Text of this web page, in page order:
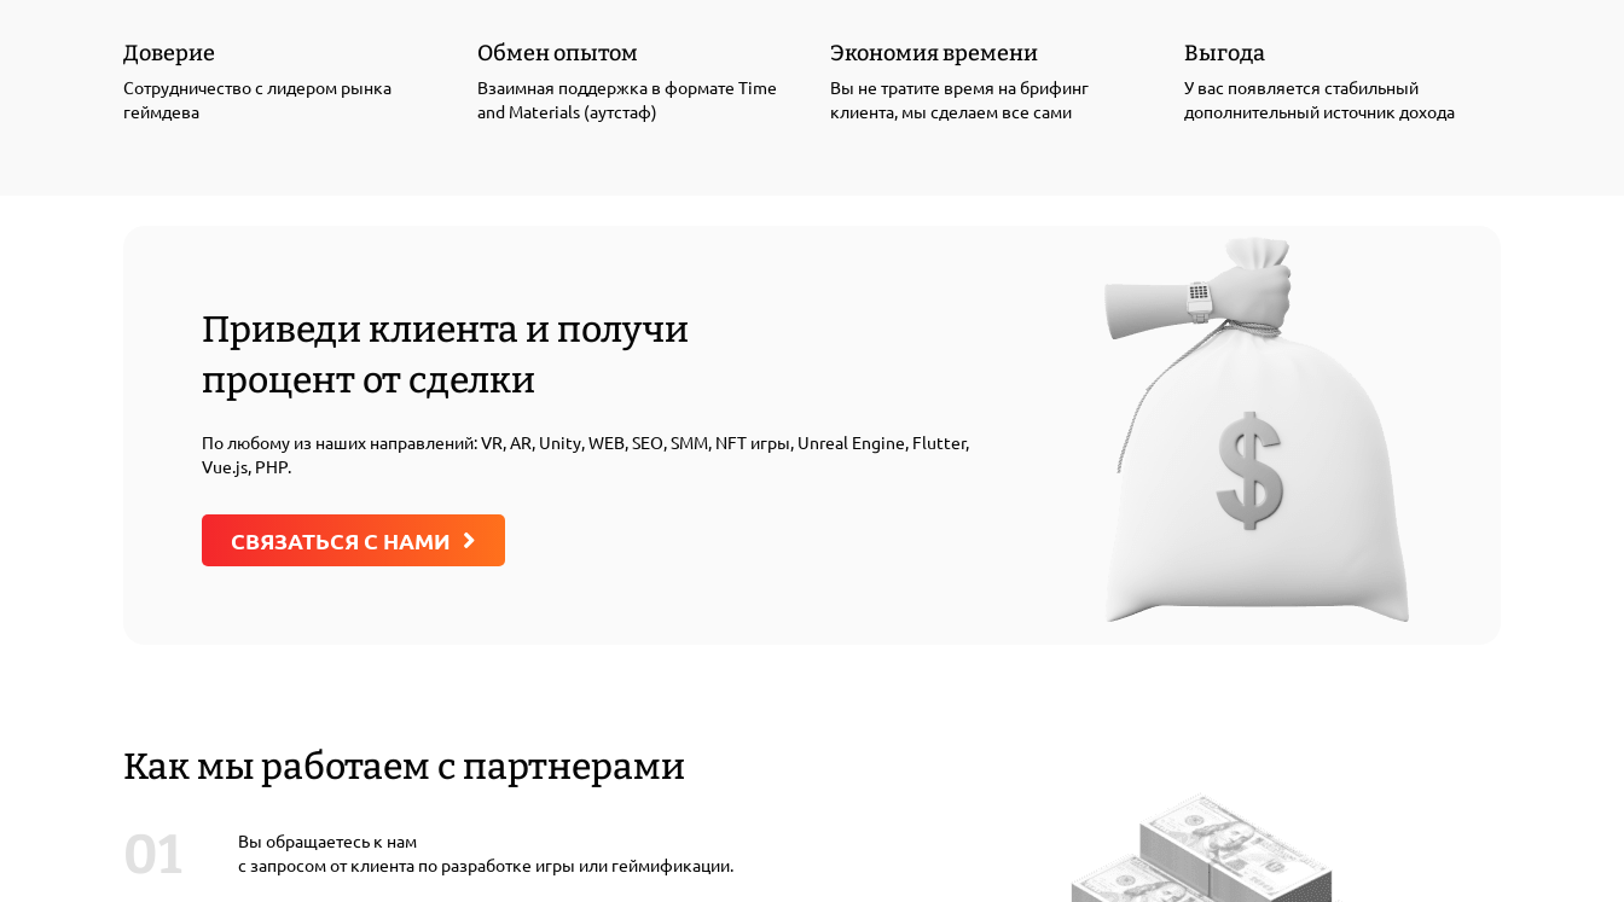
Доверие
Сотрудничество с лидером рынка
геймдева
Обмен опытом
Взаимная поддержка в формате Time
and Materials (аутстаф)
Экономия времени
Вы не тратите время на брифинг
клиента, мы сделаем все сами
Выгода
У вас появляется стабильный
дополнительный источник дохода
Приведи клиента и получи
процент от сделки
По любому из наших направлений: VR, AR, Unity, WEB, SEO, SMM, NFT игры, Unreal Engine, Flutter,
Vue.js, PHP.
СВЯЗАТЬСЯ С НАМИ
Как мы работаем с партнерами
Вы обращаетесь к нам
с запросом от клиента по разработке игры или геймификации.